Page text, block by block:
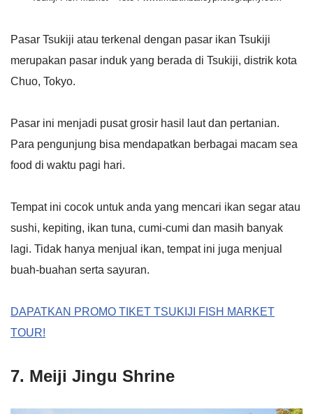
Pasar Tsukiji atau terkenal dengan pasar ikan Tsukiji
merupakan pasar induk yang berada di Tsukiji, distrik kota
Chuo, Tokyo.
Pasar ini menjadi pusat grosir hasil laut dan pertanian.
Para pengunjung bisa mendapatkan berbagai macam sea
food di waktu pagi hari.
Tempat ini cocok untuk anda yang mencari ikan segar atau
sushi, kepiting, ikan tuna, cumi-cumi dan masih banyak
lagi. Tidak hanya menjual ikan, tempat ini juga menjual
buah-buahan serta sayuran.
DAPATKAN PROMO TIKET TSUKIJI FISH MARKET
TOUR!
7. Meiji Jingu Shrine